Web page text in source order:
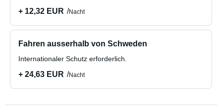
+ 12,32 EUR Nacht
Fahren ausserhalb von Schweden
Internationaler Schutz erforderlich.
+ 24,63 EUR Nacht